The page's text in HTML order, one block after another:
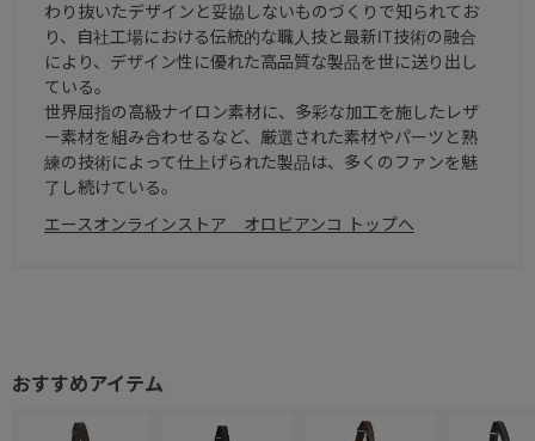
わり抜いたデザインと妥協しないものづくりで知られてお
り、自社工場における伝統的な職人技と最新IT技術の融合
により、デザイン性に優れた高品質な製品を世に送り出し
ている。
世界屈指の高級ナイロン素材に、多彩な加工を施したレザ
ー素材を組み合わせるなど、厳選された素材やパーツと熟
練の技術によって仕上げられた製品は、多くのファンを魅
了し続けている。
エースオンラインストア オロビアンコ トップへ